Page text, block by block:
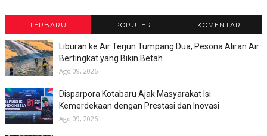
TERBARU POPULER KOMENTAR
Liburan ke Air Terjun Tumpang Dua, Pesona Aliran Air
Bertingkat yang Bikin Betah
Ago 09, 2026
Disparpora Kotabaru Ajak Masyarakat Isi
Kemerdekaan dengan Prestasi dan Inovasi
Ago 09, 2026